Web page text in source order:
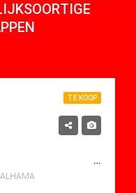
TE KOOP
TE KOOP VILLA IN CONDADO DE ALHAMA, ALHAMA DE MURCIA MET ZWEMBAD